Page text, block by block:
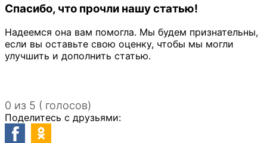
Спасибо, что прочли нашу статью!
Надеемся она вам помогла. Мы будем признательны,
если вы оставьте свою оценку, чтобы мы могли
улучшить и дополнить статью.
0 из 5 ( голосов)
Поделитесь с друзьями: